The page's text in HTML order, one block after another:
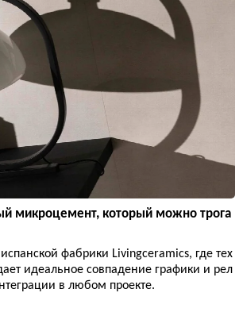
микроцемент, который можно трога
фабрики Livingceramics, где тех
идеальное совпадение графики и рел
в любом проекте.